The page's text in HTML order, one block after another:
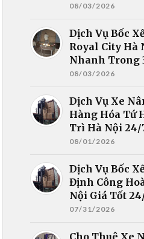
08/03/2026
Dịch Vụ Bốc
Royal City Hà
Nhanh Trong
08/03/2026
Dịch Vụ Xe
Hàng Hóa Tứ
Trì Hà Nội 24/
08/01/2026
Dịch Vụ Bốc
Định Công
Nội Giá Tốt
07/31/2026
Cho Thuê Xe